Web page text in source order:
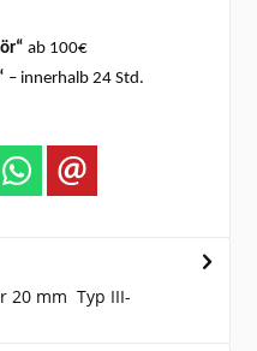
ab 100€
– innerhalb 24 Std.
20 mm Typ III-